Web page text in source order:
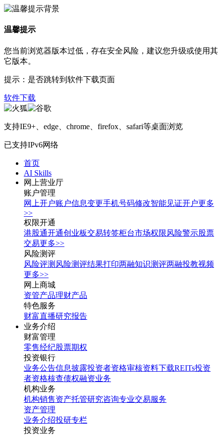
温馨提示
您当前浏览器版本过低，存在安全风险，建议您升级或使用其
它版本。
提示：是否跳转到软件下载页面
软件下载
支持IE9+、edge、chrome、firefox、safari等桌面浏览
已支持IPv6网络
首页
AI Skills
网上营业厅
账户管理
网上开户账户信息变更手机号码修改智能见证开户更多
>>
权限开通
港股通开通创业板交易转签柜台市场权限风险警示股票
交易更多>>
风险测评
风险评测 风险测评结果打印两融知识测评两融投教视频
更多>>
网上商城
资管产品理财产品
特色服务
财富直播研究报告
业务介绍
财富管理
零售经纪股票期权
投资银行
业务公告信息披露投资者资格审核资料下载REITs投资
者资格核查债权融资业务
机构业务
机构销售资产托管研究咨询专业交易服务
资产管理
业务介绍投研专栏
投资业务